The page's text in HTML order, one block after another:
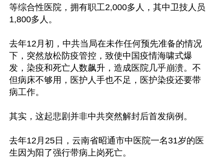
等综合性医院，拥有职工2,000多人，其中卫技人员
1,800多人。
去年12月初，中共当局在未作任何预先准备的情况
下，突然放松防疫管控，致使中国疫情海啸式爆
发，染疫和死亡人数飙升，造成医院几乎崩溃。不
但病床不够用，医护人手也不足，医护染疫还要带
病工作。
其实，这起悲剧并非中共突然解封后首发病例。
去年12月25日，云南省昭通市中医院一名31岁的医
生因为阳了强行带病上岗死亡。